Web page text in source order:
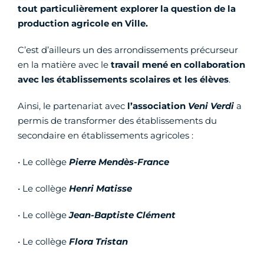
tout particulièrement explorer la question de la
production agricole en Ville.
C’est d’ailleurs un des arrondissements précurseur
en la matière avec le travail mené en collaboration
avec les établissements scolaires et les élèves.
Ainsi, le partenariat avec l’association Veni Verdi a
permis de transformer des établissements du
secondaire en établissements agricoles :
• Le collège Pierre Mendès-France
• Le collège Henri Matisse
• Le collègeJean-Baptiste Clément
• Le collège Flora Tristan